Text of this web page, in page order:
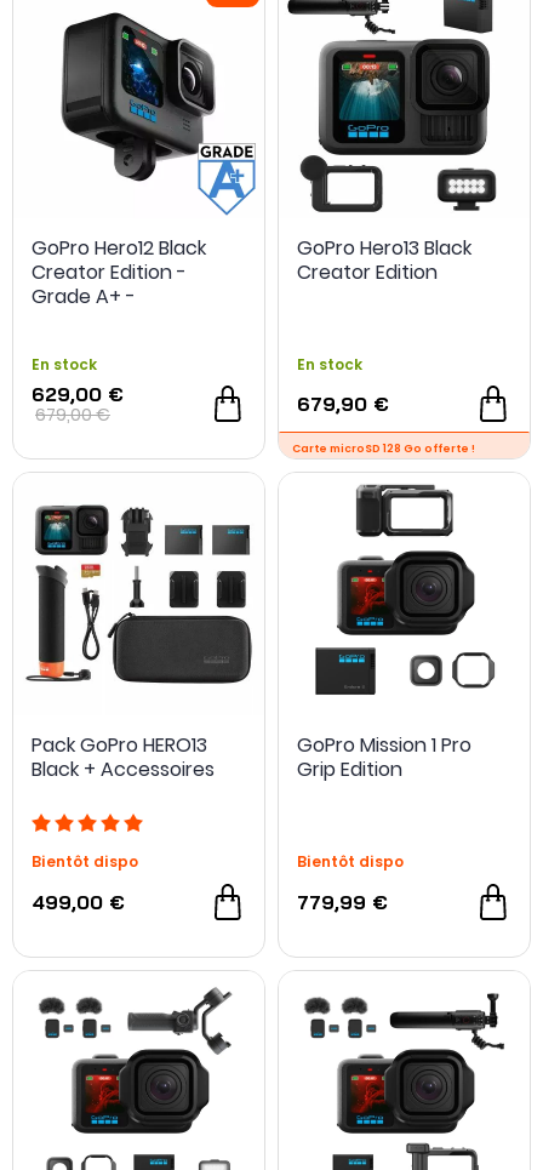
Carte microSD 128 Go offerte !
GoPro Hero12 Black
Creator Edition -
Grade A+ -
En stock
629,00 €
679,00 €
GoPro Hero13 Black
Creator Edition
En stock
679,90 €
Pack GoPro HERO13
Black + Accessoires
Bientôt dispo
499,00 €
GoPro Mission 1 Pro
Grip Edition
Bientôt dispo
779,99 €